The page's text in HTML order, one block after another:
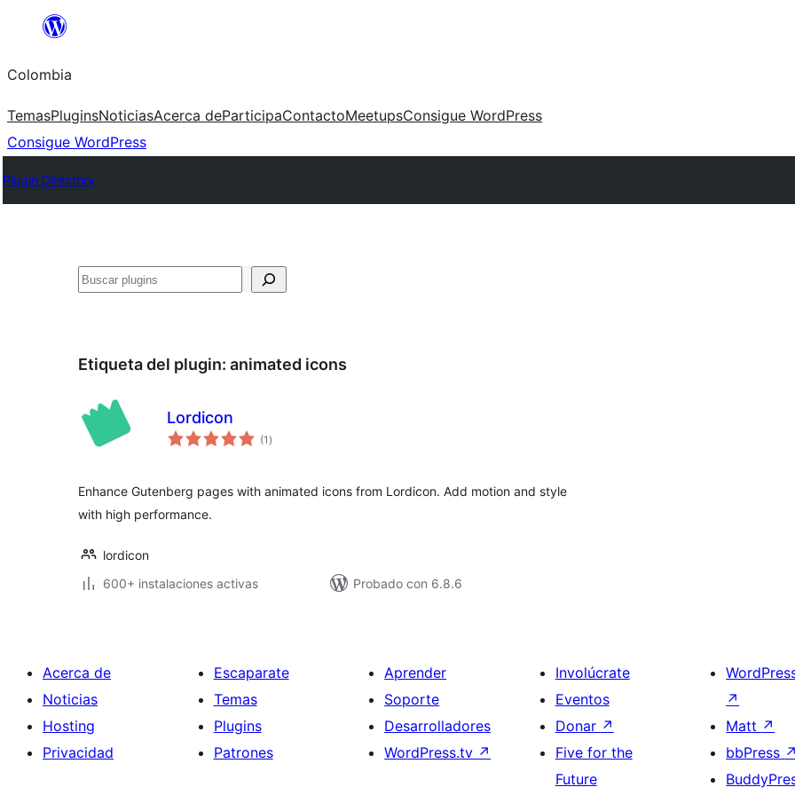
Saltar
contenido
Colombia
TemasPluginsNoticiasAcerca deParticipaContactoMeetupsConsigue WordPress
Consigue WordPress
Plugin Directory
Buscar
Etiqueta del plugin: animated icons
Lordicon
(1 total
de
)
Enhance Gutenberg pages with animated icons from Lordicon. Add motion and style
with high performance.
lordicon
600+ instalaciones activas
Probado con 6.8.6
Acerca de
Noticias
Hosting
Privacidad
Escaparate
Temas
Plugins
Patrones
Aprender
Soporte
Desarrolladores
WordPress.tv ↗
Involúcrate
Eventos
Donar ↗
Five for the
Future
↗
Matt ↗
bbPress ↗